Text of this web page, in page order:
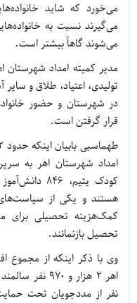
می‌خورد که شاید
می‌گیرند نسبت به
می‌شوند گاهاً بیشتر است.
مدیر کمیته امداد شهرستان
تولیدی، اعتیاد، طلاق و
در شهرستان و حضور
قرار گرفتن است.
هستند و یکی از سیاست‌های
کمک‌هزینه تحصیلی برای
تحصیل بازنمانند.
وی با ذکر اینکه از مجموع
نفر از مددجویان تحت